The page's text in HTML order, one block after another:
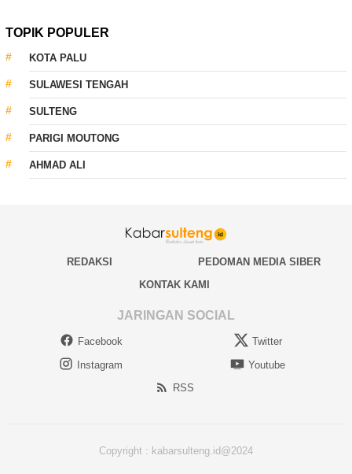
TOPIK POPULER
KOTA PALU
SULAWESI TENGAH
SULTENG
PARIGI MOUTONG
AHMAD ALI
REDAKSI
PEDOMAN MEDIA SIBER
KONTAK KAMI
JARINGAN SOCIAL
Facebook
Twitter
Instagram
Youtube
RSS
Copyright : kabarsulteng.id@2024